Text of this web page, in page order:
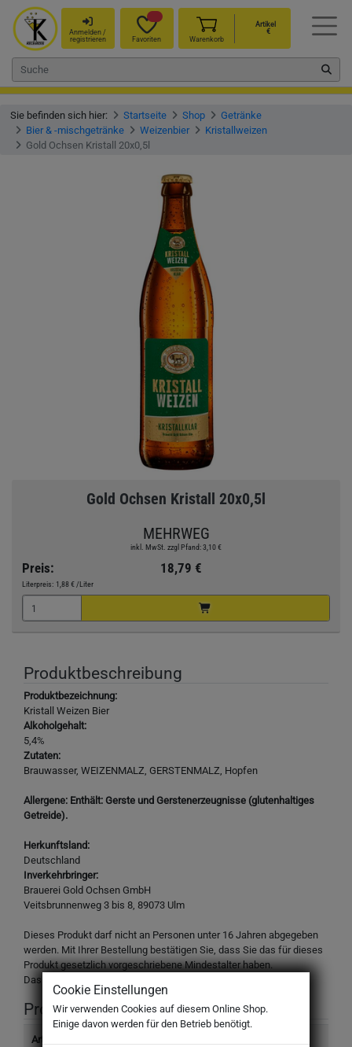
Anmelden /
registrieren
Favoriten Warenkorb
Artikel
€
Sie befinden sich hier: Startseite Shop
Getränke
Bier & -mischgetränke
Weizenbier
Kristallweizen
Gold Ochsen Kristall 20x0,5l
Gold Ochsen Kristall 20x0,5l
MEHRWEG
inkl. MwSt. zzgl Pfand: 3,10 €
Preis: 18,79 €
Literpreis: 1,88 € /Liter
Produktbeschreibung
Produktbezeichnung:
Kristall Weizen Bier
Alkoholgehalt:
5,4%
Zutaten:
Brauwasser, WEIZENMALZ, GERSTENMALZ, Hopfen
Allergene: Enthält: Gerste und Gerstenerzeugnisse (glutenhaltiges
Getreide).
Herkunftsland:
Deutschland
Inverkehrbringer:
Brauerei Gold Ochsen GmbH
Veitsbrunnenweg 3 bis 8, 89073 Ulm
Dieses Produkt darf nicht an Personen unter 16 Jahren abgegeben
werden. Mit Ihrer Bestellung bestätigen Sie, dass Sie das für dieses
Produkt gesetzlich vorgeschriebene Mindestalter haben.
Das Design des Produktes kann von der Abbildung abweichen.
Produktinformation
Artikelnummer
Cookie Einstellungen
Wir verwenden Cookies auf diesem Online Shop.
Einige davon werden für den Betrieb benötigt.